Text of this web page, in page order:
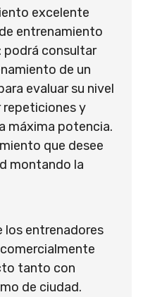
excelente
entrenamiento
podrá consultar
de un
evaluar su nivel
repeticiones y
máxima potencia.
que desee
montando la
los entrenadores
tanto con
de ciudad.